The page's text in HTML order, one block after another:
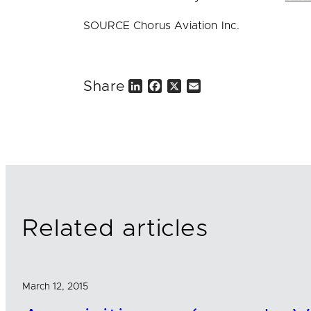
SOURCE Chorus Aviation Inc.
Share
Related articles
March 12, 2015